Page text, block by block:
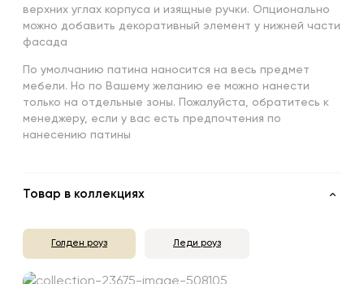
верхних углах корпуса и изящные ручки. Опционально
можно добавить декоративный элемент у нижней части
фасада
По умолчанию патина наносится на весь предмет
мебели. Но по Вашему желанию ее можно нанести
только на отдельные зоны. Пожалуйста, обратитесь к
менеджеру, если у вас есть предпочтения по
нанесению патины
Товар в коллекциях
Голден роуз Леди роуз